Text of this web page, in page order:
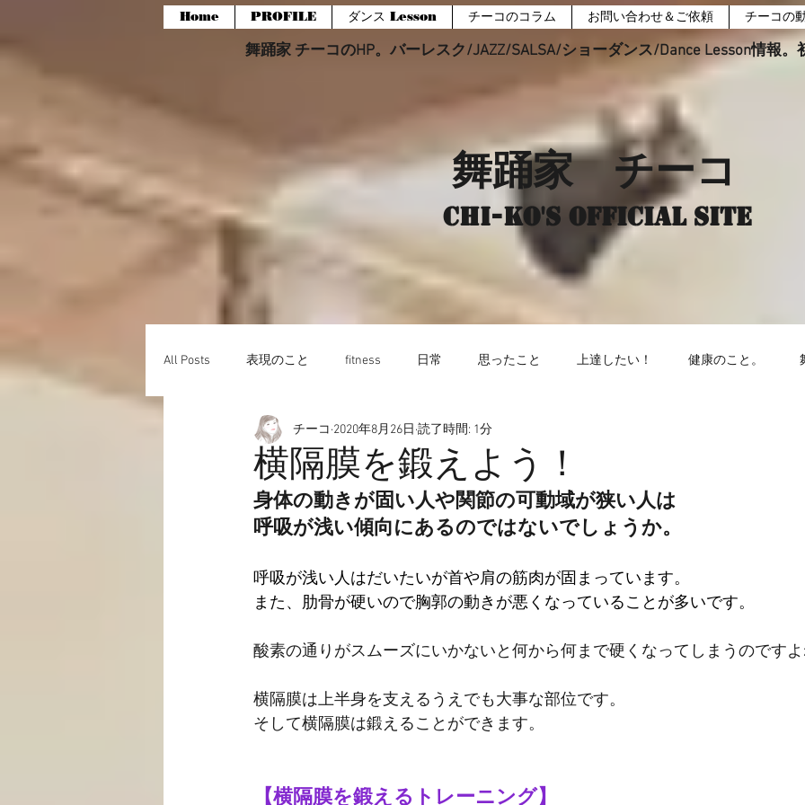
Home PROFILE ダンス Lesson チーコのコラム お問い合わせ＆ご依頼 チーコの
舞踊家 チーコのHP。バーレスク/JAZZ/SALSA/ショーダンス/Dance Lesson情報。
舞踊家 チーコ
Chi-ko's Official site
All Posts 表現のこと fitness 日常 思ったこと 上達したい！ 健康のこと。
愉快なこと 動画☆
横隔膜を鍛えよう！
チーコ 2020年8月26日 読了時間: 1分
身体の動きが固い人や関節の可動域が狭い人は
呼吸が浅い傾向にあるのではないでしょうか。
呼吸が浅い人はだいたいが首や肩の筋肉が固まっています。
また、肋骨が硬いので胸郭の動きが悪くなっていることが多いです。
酸素の通りがスムーズにいかないと何から何まで硬くなってしまうのです
横隔膜は上半身を支えるうえでも大事な部位です。
そして横隔膜は鍛えることができます。
【横隔膜を鍛えるトレーニング】